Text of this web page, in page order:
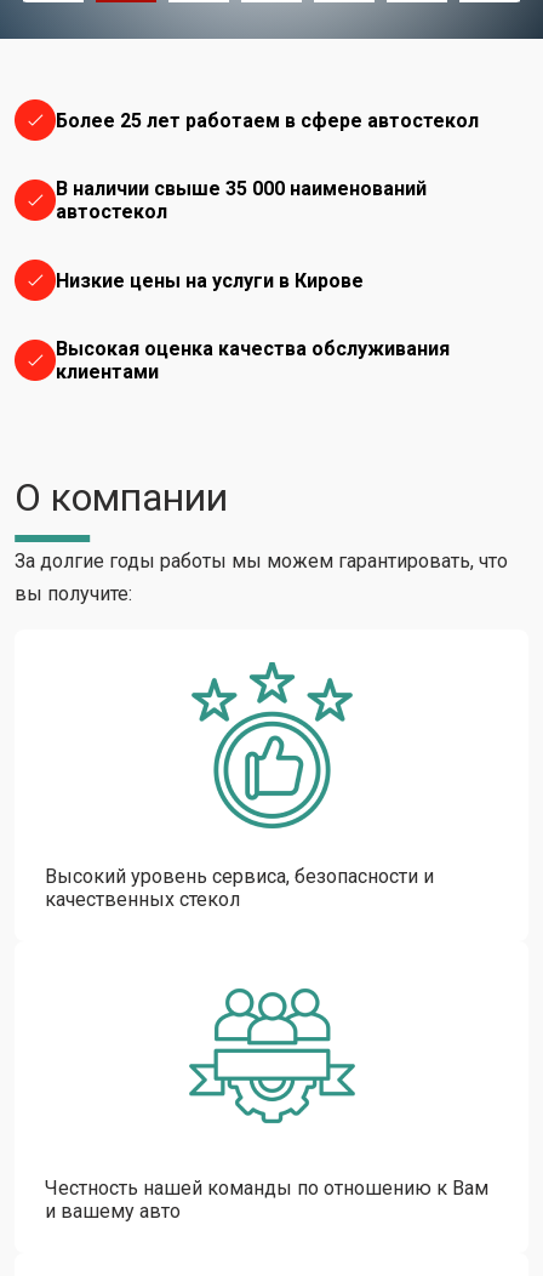
Более 25 лет работаем в сфере автостекол
В наличии свыше 35 000 наименований
Низкие цены на услуги в Кирове
Высокая оценка качества обслуживания
О компании
За долгие годы работы мы можем гарантировать, что
вы получите:
Высокий уровень сервиса, безопасности и
Честность нашей команды по отношению к Вам
и вашему авто